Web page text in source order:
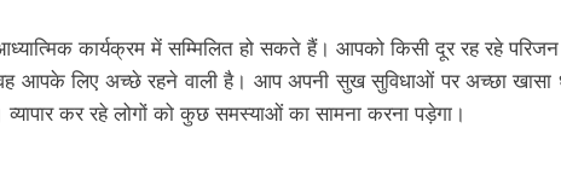
कार्यक्रम में सम्मिलित हो सकते हैं। आपको किसी दूर रह रहे
आपके लिए अच्छे रहने वाली है। आप अपनी सुख सुविधाओं पर अच्छा
कर रहे लोगों को कुछ समस्याओं का सामना करना पड़ेगा।